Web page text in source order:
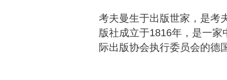
考夫曼生于出版世家，是考
版社成立于1816年，是一
际出版协会执行委员会的德